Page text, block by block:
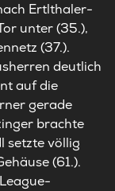
Ertlthaler-
unter (35.),
(37.).
deutlich
auf die
gerade
brachte
setzte völlig
(61.).